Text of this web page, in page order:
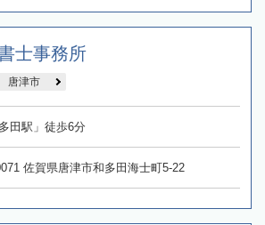
士事務所
唐津市
田駅」徒歩6分
佐賀県唐津市和多田海士町5-22